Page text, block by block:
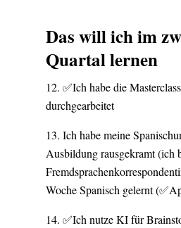
Das will ich im
Quartal lernen
✅Ich habe die
durchgearbeitet
Ich habe meine
Ausbildung rausgekramt (ich
Woche Spanisch gelernt
✅Ich nutze KI für